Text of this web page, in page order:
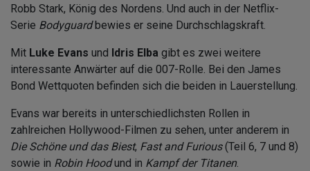
Robb Stark, König des Nordens. Und auch in der Netflix-
Serie Bodyguardbewies er seine Durchschlagskraft.
Mit Luke Evans und Idris Elba gibt es zwei weitere
interessante Anwärter auf die 007-Rolle. Bei den James
Bond Wettquoten befinden sich die beiden in Lauerstellung.
Evans war bereits in unterschiedlichsten Rollen in
zahlreichen Hollywood-Filmen zu sehen, unter anderem in
Die Schöne und das Biest, Fast and Furious(Teil 6, 7 und 8)
sowie in Robin Hoodund in Kampf der Titanen.